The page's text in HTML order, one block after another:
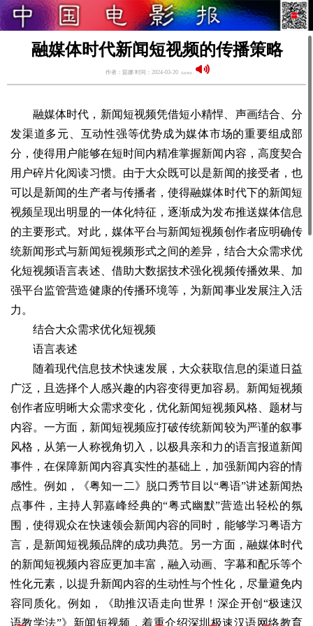
融媒体时代新闻短视频的传播策略
作者：茹娜 时间：2024-03-20
融媒体时代，新闻短视频凭借短小精悍、声画结合、分
发渠道多元、互动性强等优势成为媒体市场的重要组成部
分，使得用户能够在短时间内精准掌握新闻内容，高度契合
用户碎片化阅读习惯。由于大众既可以是新闻的接受者，也
可以是新闻的生产者与传播者，使得融媒体时代下的新闻短
视频呈现出明显的一体化特征，逐渐成为发布推送媒体信息
的主要形式。对此，媒体平台与新闻短视频创作者应明确传
统新闻形式与新闻短视频形式之间的差异，结合大众需求优
化短视频语言表述、借助大数据技术强化视频传播效果、加
强平台监管营造健康的传播环境等，为新闻事业发展注入活
力。
结合大众需求优化短视频
语言表述
随着现代信息技术快速发展，大众获取信息的渠道日益
广泛，且选择个人感兴趣的内容变得更加容易。新闻短视频
创作者应明晰大众需求变化，优化新闻短视频风格、题材与
内容。一方面，新闻短视频应打破传统新闻较为严谨的叙事
风格，从第一人称视角切入，以极具亲和力的语言报道新闻
事件，在保障新闻内容真实性的基础上，加强新闻内容的情
感性。例如，《粤知一二》脱口秀节目以“粤语”讲述新闻热
点事件，主持人郭嘉峰经典的“粤式幽默”营造出轻松的氛
围，使得观众在快速领会新闻内容的同时，能够学习粤语方
言，是新闻短视频品牌的成功典范。另一方面，融媒体时代
的新闻短视频内容应更加丰富，融入动画、字幕和配乐等个
性化元素，以提升新闻内容的生动性与个性化，尽量避免内
容同质化。例如，《助推汉语走向世界！深企开创“极速汉
语教学法”》新闻短视频，着重介绍深圳极速汉语网络教育